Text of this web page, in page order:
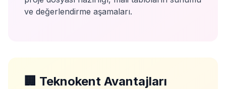
ve değerlendirme aşamaları.
🏢 Teknokent Avantajları